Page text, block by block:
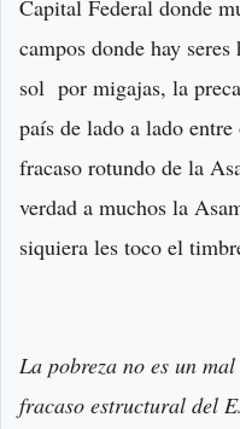
Capital Federal donde
campos donde hay
sol por migajas, la
país de lado a lado
fracaso rotundo de la
verdad a muchos la
siquiera les toco el
La pobreza no es un
fracaso estructural del